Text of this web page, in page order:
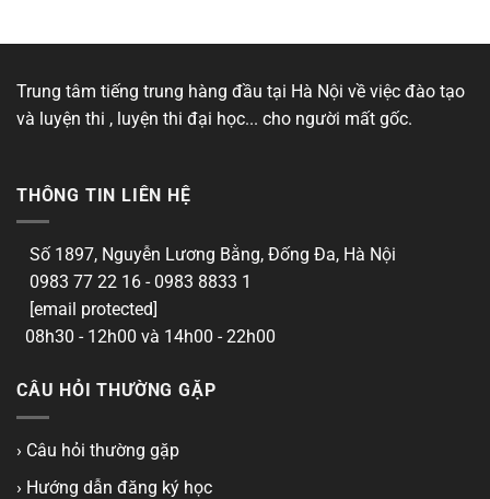
Trung tâm tiếng trung hàng đầu tại Hà Nội về việc đào tạo
và luyện thi , luyện thi đại học... cho người mất gốc.
THÔNG TIN LIÊN HỆ
Số 1897, Nguyễn Lương Bằng, Đống Đa, Hà Nội
0983 77 22 16 - 0983 8833 1
[email protected]
08h30 - 12h00 và 14h00 - 22h00
CÂU HỎI THƯỜNG GẶP
› Câu hỏi thường gặp
› Hướng dẫn đăng ký học